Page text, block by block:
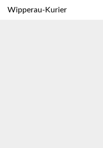
Wipperau-Kurier